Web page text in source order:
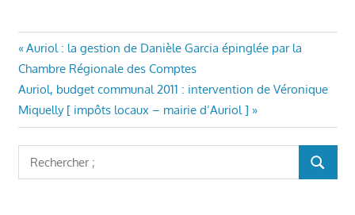
AURIOL
AURIOL
VÉRONIQUE
VIE DU
Navigation
de
l’article
Article
précédent
:
Auriol : la gestion de Danièle Garcia épinglée par la
Chambre Régionale des Comptes
Article
suivant
:
Auriol, budget communal 2011 : intervention de Véronique
Miquelly [ impôts locaux – mairie d’Auriol ]
Rechercher
: